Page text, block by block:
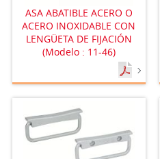
ASA ABATIBLE ACERO O
ACERO INOXIDABLE CON
LENGÜETA DE FIJACIÓN
(Modelo : 11-46)